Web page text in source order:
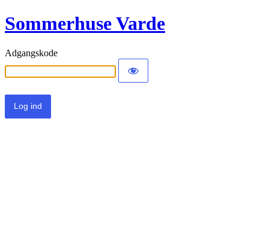
Sommerhuse Varde
Adgangskode